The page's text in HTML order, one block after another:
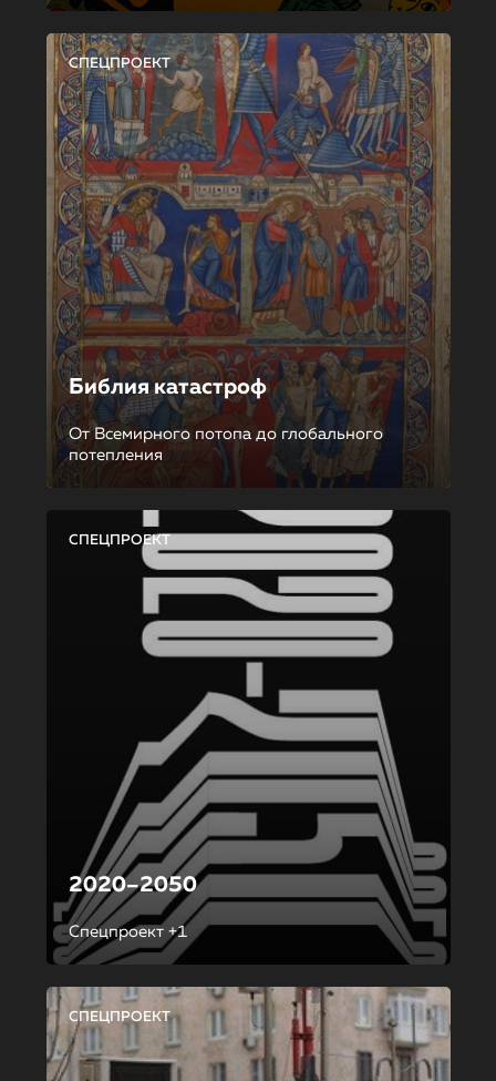
СПЕЦПРОЕКТ
Библия катастроф
От Всемирного потопа до глобального
потепления
СПЕЦПРОЕКТ
2020–2050
Спецпроект +1
СПЕЦПРОЕКТ